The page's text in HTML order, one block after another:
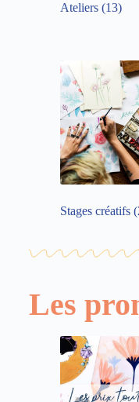
Ateliers (13)
Stages créatifs
Les